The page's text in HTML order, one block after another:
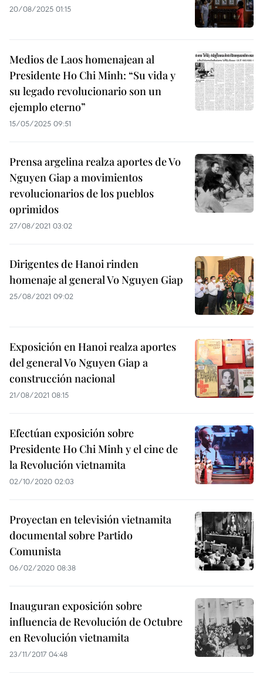
20/08/2025 01:15
Medios de Laos homenajean al
Presidente Ho Chi Minh: “Su vida y
su legado revolucionario son un
ejemplo eterno”
15/05/2025 09:51
Prensa argelina realza aportes de Vo
Nguyen Giap a movimientos
revolucionarios de los pueblos
oprimidos
27/08/2021 03:02
Dirigentes de Hanoi rinden
homenaje al general Vo Nguyen Giap
25/08/2021 09:02
Exposición en Hanoi realza aportes
del general Vo Nguyen Giap a
construcción nacional
21/08/2021 08:15
Efectúan exposición sobre
Presidente Ho Chi Minh y el cine de
la Revolución vietnamita
02/10/2020 02:03
Proyectan en televisión vietnamita
documental sobre Partido
Comunista
06/02/2020 08:38
Inauguran exposición sobre
influencia de Revolución de Octubre
en Revolución vietnamita
23/11/2017 04:48